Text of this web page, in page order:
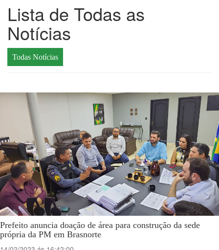
Lista de Todas as
Notícias
Todas Notícias
Prefeito anuncia doação de área para construção da sede
própria da PM em Brasnorte